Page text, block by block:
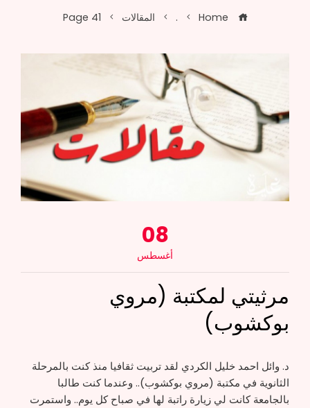
. المقالات Page 41
08
أغسطس
مرثيتي لمكتبة (مروي
بوكشوب)
د. وائل احمد خليل الكردي لقد تربيت ثقافيا منذ كنت بالمرحلة
الثانوية في مكتبة (مروي بوكشوب).. وعندما كنت طالبا
بالجامعة كانت لي زيارة راتبة لها في صباح كل يوم.. واستمرت